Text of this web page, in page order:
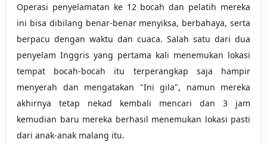
Operasi penyelamatan ke 12 bocah dan pelatih mereka
ini bisa dibilang benar-benar menyiksa, berbahaya, serta
berpacu dengan waktu dan cuaca. Salah satu dari dua
penyelam Inggris yang pertama kali menemukan lokasi
tempat bocah-bocah itu terperangkap saja hampir
menyerah dan mengatakan "Ini gila", namun mereka
akhirnya tetap nekad kembali mencari dan 3 jam
kemudian baru mereka berhasil menemukan lokasi pasti
dari anak-anak malang itu.